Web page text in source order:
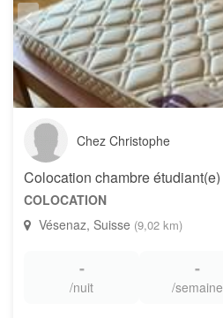
Chez Christophe
Colocation chambre étudiant(e)
COLOCATION
Vésenaz, Suisse (9,02 km)
-
/nuit
-
/semaine